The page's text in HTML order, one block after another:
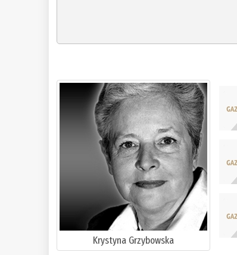
Krystyna Grzybowska